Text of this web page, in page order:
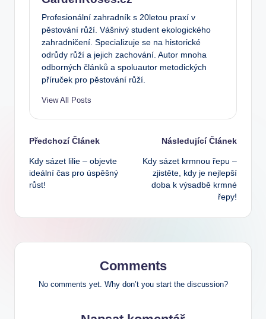
Profesionální zahradník s 20letou praxí v
pěstování růží. Vášnivý student ekologického
zahradničení. Specializuje se na historické
odrůdy růží a jejich zachování. Autor mnoha
odborných článků a spoluautor metodických
příruček pro pěstování růží.
View All Posts
Post
navigation
Předchozí Článek
Kdy sázet lilie – objevte
ideální čas pro úspěšný
růst!
Následující Článek
Kdy sázet krmnou řepu –
zjistěte, kdy je nejlepší
doba k výsadbě krmné
řepy!
Comments
No comments yet. Why don’t you start the discussion?